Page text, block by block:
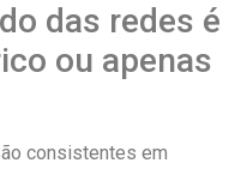
das redes é
ou apenas
consistentes em